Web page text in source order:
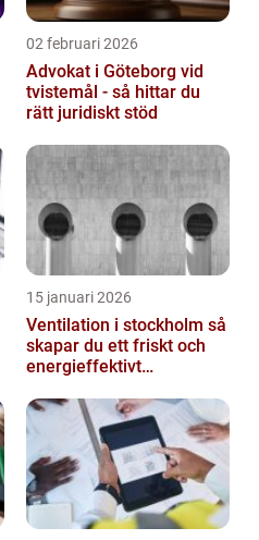
02 februari 2026
Advokat i Göteborg vid
tvistemål - så hittar du
rätt juridiskt stöd
15 januari 2026
Ventilation i stockholm så
skapar du ett friskt och
energieffektivt